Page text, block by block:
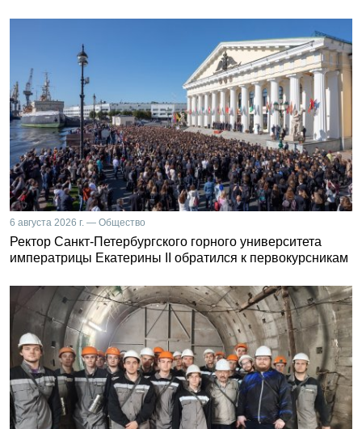
6 августа 2026 г. — Общество
Ректор Санкт-Петербургского горного университета
императрицы Екатерины II обратился к первокурсникам